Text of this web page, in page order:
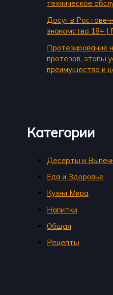
техническое
Досуг в
знакомства 18+ |
Протезирование
протезов, этапы
преимущества и
Категории
Десерты и
Еда и Здоровье
Кухни Мира
Напитки
Общая
Рецепты